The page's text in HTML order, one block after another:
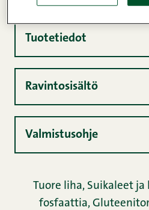
Tuotetiedot
Ravintosisältö
Valmistusohje
Tuore liha, Suikaleet
fosfaattia,